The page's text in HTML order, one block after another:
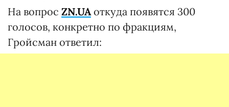
На вопрос ZN.UAоткуда появятся 300
голосов, конкретно по фракциям,
Гройсман ответил: